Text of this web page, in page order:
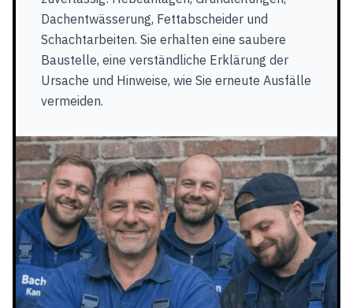
Dachentwässerung, Fettabscheider und
Schachtarbeiten. Sie erhalten eine saubere
Baustelle, eine verständliche Erklärung der
Ursache und Hinweise, wie Sie erneute Ausfälle
vermeiden.